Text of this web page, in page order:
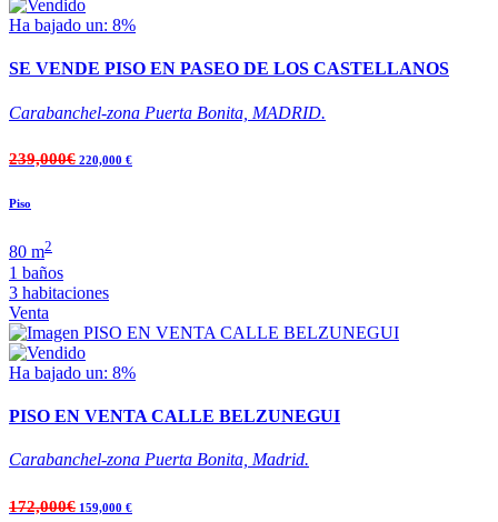
Ha bajado un: 8%
SE VENDE PISO EN PASEO DE LOS CASTELLANOS
Carabanchel-zona Puerta Bonita, MADRID.
239,000€ 220,000 €
Piso
80 m2
1 baños
3 habitaciones
Venta
Ha bajado un: 8%
PISO EN VENTA CALLE BELZUNEGUI
Carabanchel-zona Puerta Bonita, Madrid.
172,000€ 159,000 €